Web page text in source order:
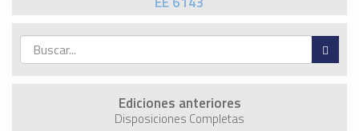
Ediciones anteriores
Disposiciones Completas